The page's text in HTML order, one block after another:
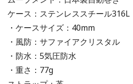
ケース：ステンレススチール316L
・ケースサイズ：40mm
・風防：サファイアクリスタル
・防水：5気圧防水
・重さ：77g